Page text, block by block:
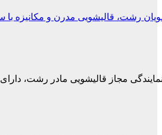
رشت، قالیشویی مدرن و مکانیزه
مجاز قالیشویی مادر رشت،